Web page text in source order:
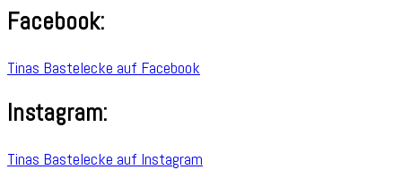
Facebook:
Tinas Bastelecke auf Facebook
Instagram:
Tinas Bastelecke auf Instagram